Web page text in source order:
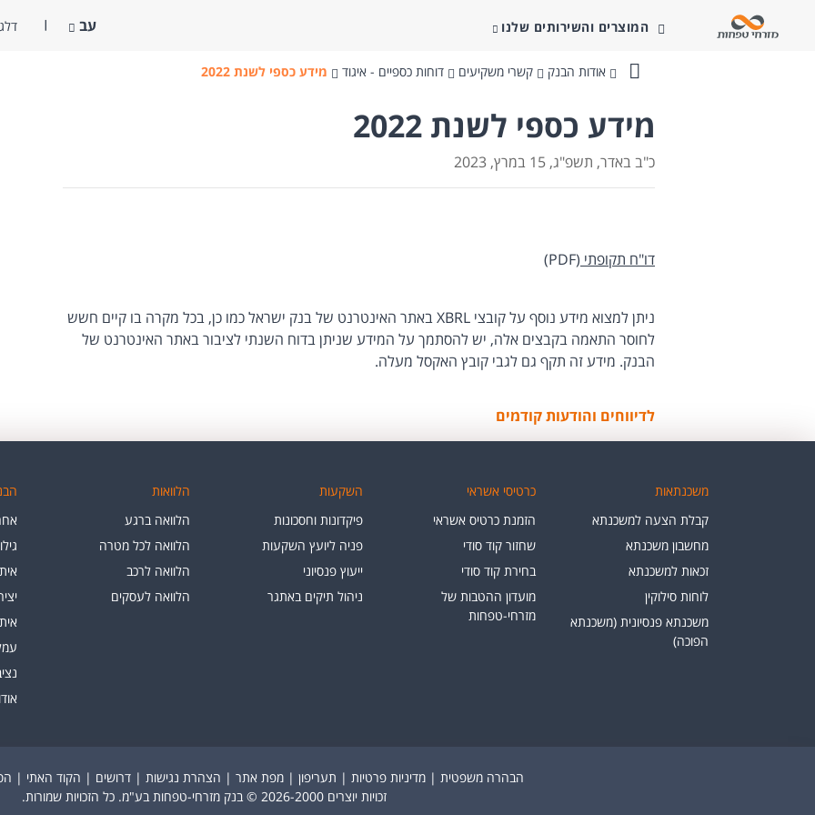
עב המוצרים והשירותים שלנו
אודות הבנק קשרי משקיעים דוחות כספיים - איגוד מידע כספי לשנת 2022
מידע כספי לשנת 2022
כ"ב באדר, תשפ"ג, 15 במרץ, 2023
דו"ח תקופתי (PDF)
ניתן למצוא מידע נוסף על קובצי XBRL באתר האינטרנט של בנק ישראל​ ​כמו כן, בכל מקרה בו קיים חשש
לחוסר התאמה בקבצים אלה, יש להסתמך על המידע שניתן בדוח השנתי לציבור באתר האינטרנט של
הבנק. מידע זה תקף גם לגבי קובץ האקסל מעלה.
לדיווחים והודעות קודמים
משכנתאות
קבלת הצעה למשכנתא
מחשבון משכנתא
זכאות למשכנתא
לוחות סילוקין
משכנתא פנסיונית (משכנתא
הפוכה)
כרטיסי אשראי
הזמנת כרטיס אשראי
שחזור קוד סודי
בחירת קוד סודי
מועדון ההטבות של
מזרחי-טפחות
השקעות
פיקדונות וחסכונות
פניה ליועץ השקעות
ייעוץ פנסיוני
ניהול תיקים באתגר
הלוואות
הלוואה ברגע
הלוואה לכל מטרה
הלוואה לרכב
הלוואה לעסקים
הבהרה משפטית | מדיניות פרטיות | תעריפון | מפת אתר | הצהרת נגישות | דרושים | הקוד האתי |
זכויות יוצרים 2026-2000 © בנק מזרחי-טפחות בע"מ. כל הזכויות שמורות.